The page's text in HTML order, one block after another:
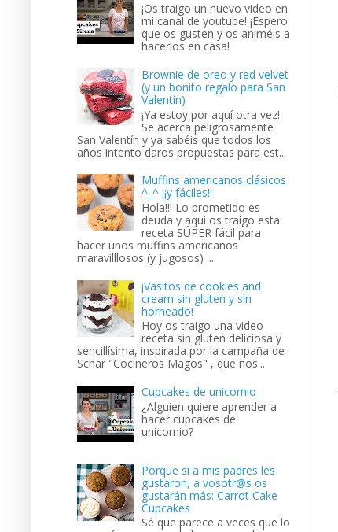
¡Os traigo un nuevo video en
mi canal de youtube! ¡Espero
que os gusten y os animéis a
hacerlos en casa!
Brownie de oreo y red velvet
(y un bonito regalo para San
Valentín)
¡Ya estoy por aquí otra vez!
Se acerca peligrosamente
San Valentín y ya sabéis que todos los
años intento daros propuestas para est...
Muffins americanos clásicos
^_^ ¡¡y fáciles!!
Hola!!! Lo prometido es
deuda y aquí os traigo esta
receta SÚPER fácil para
hacer unos muffins americanos
maravilllosos (y jugosos) ...
¡Vasitos de cookies and
cream sin gluten y sin
horneado!
Hoy os traigo una video
receta sin gluten deliciosa y
sencillísima, inspirada por la campaña de
Schär "Cocineros Magos" , que nos...
Cupcakes de unicornio
¿Alguien quiere aprender a
hacer cupcakes de
unicornio?
Porque si a mis padres les
gustaron, a vosotr@s os
gustarán más: Carrot Cake
Cupcakes
Sé que parece a veces que lo